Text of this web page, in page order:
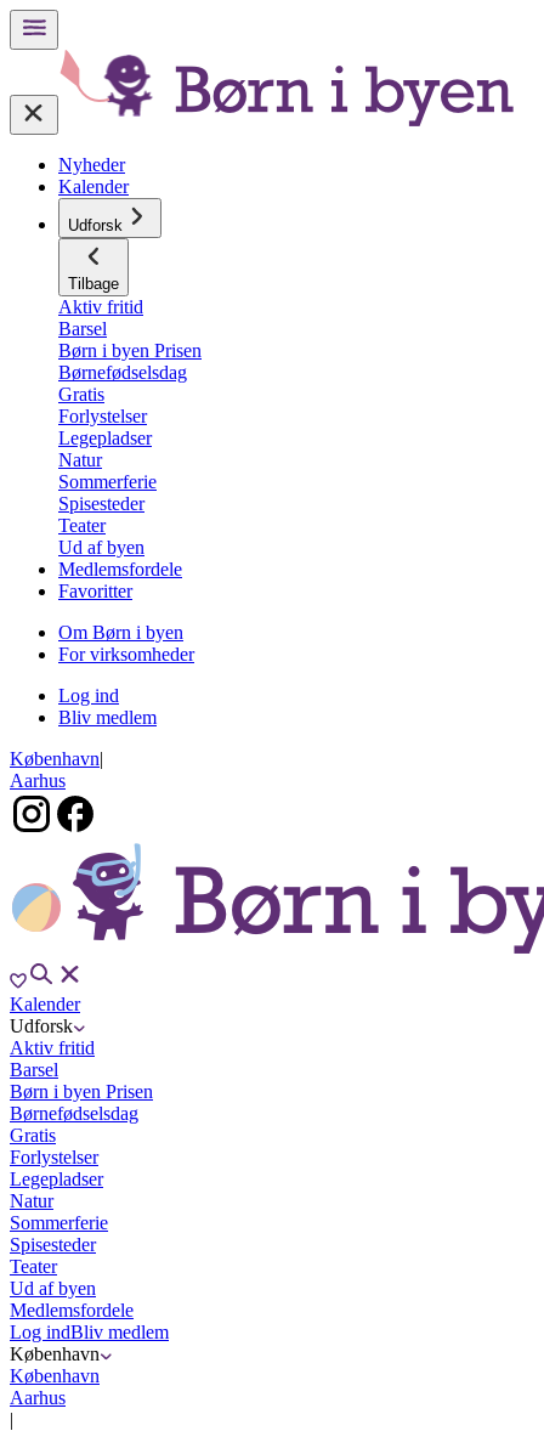
Nyheder
Kalender
Udforsk
Tilbage
Aktiv fritid
Barsel
Børn i byen Prisen
Børnefødselsdag
Gratis
Forlystelser
Legepladser
Natur
Sommerferie
Spisesteder
Teater
Ud af byen
Medlemsfordele
Favoritter
Om Børn i byen
For virksomheder
Log ind
Bliv medlem
København|
Aarhus
Kalender
Udforsk
Aktiv fritid
Barsel
Børn i byen Prisen
Børnefødselsdag
Gratis
Forlystelser
Legepladser
Natur
Sommerferie
Spisesteder
Teater
Ud af byen
Medlemsfordele
Log indBliv medlem
København
København
Aarhus
|